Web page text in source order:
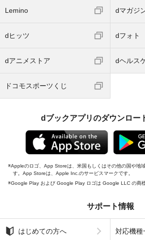
Lemino dマガジ
dヒッツ dフォト
dアニメストア dヘルス
ドコモスポーツくじ
dブックアプリのダウンロー
Appleのロゴ、App Storeは、米国もしくはその他の国や地
す。App Storeは、Apple Inc.のサービスマークです。
Google Play および Google Play ロゴは Google LLC の商標
サポート情報
はじめての方へ 対応機種